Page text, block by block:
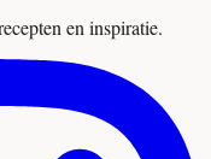
en inspiratie.